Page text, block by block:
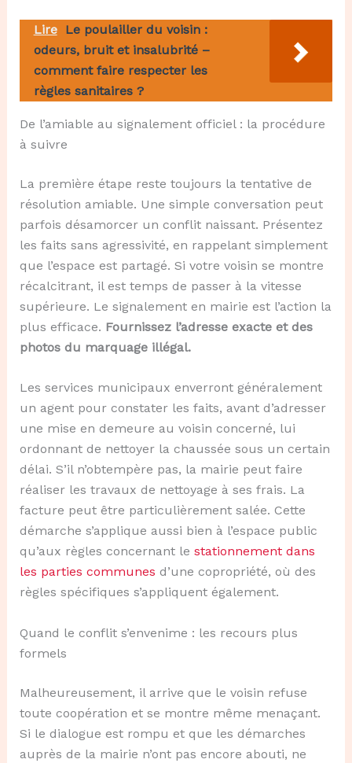
Lire Le poulailler du voisin :
odeurs, bruit et insalubrité –
comment faire respecter les
règles sanitaires ?
De l’amiable au signalement officiel : la procédure
à suivre
La première étape reste toujours la tentative de
résolution amiable. Une simple conversation peut
parfois désamorcer un conflit naissant. Présentez
les faits sans agressivité, en rappelant simplement
que l’espace est partagé. Si votre voisin se montre
récalcitrant, il est temps de passer à la vitesse
supérieure. Le signalement en mairie est l’action la
plus efficace. Fournissez l’adresse exacte et des
photos du marquage illégal.
Les services municipaux enverront généralement
un agent pour constater les faits, avant d’adresser
une mise en demeure au voisin concerné, lui
ordonnant de nettoyer la chaussée sous un certain
délai. S’il n’obtempère pas, la mairie peut faire
réaliser les travaux de nettoyage à ses frais. La
facture peut être particulièrement salée. Cette
démarche s’applique aussi bien à l’espace public
qu’aux règles concernant le stationnement dans
les parties communes d’une copropriété, où des
règles spécifiques s’appliquent également.
Quand le conflit s’envenime : les recours plus
formels
Malheureusement, il arrive que le voisin refuse
toute coopération et se montre même menaçant.
Si le dialogue est rompu et que les démarches
auprès de la mairie n’ont pas encore abouti, ne